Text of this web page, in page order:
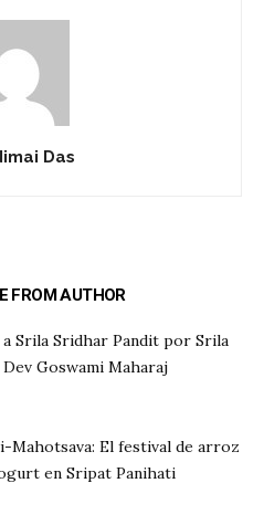
Das
FROM AUTHOR
a Srila Sridhar Pandit por Srila
Goswami Maharaj
Mahotsava: El festival de arroz
en Sripat Panihati